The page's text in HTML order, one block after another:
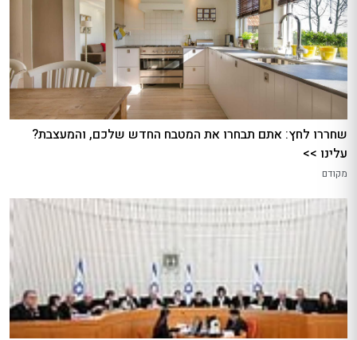
שחררו לחץ: אתם תבחרו את המטבח החדש שלכם, והמעצבת?
עלינו >>
מקודם